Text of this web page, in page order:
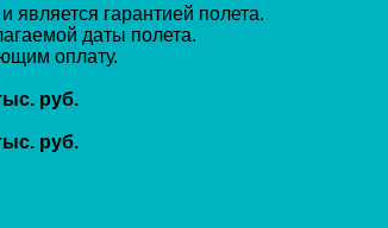
является гарантией полета.
даты полета.
оплату.
руб.
руб.